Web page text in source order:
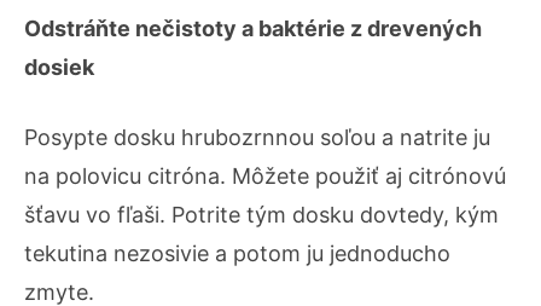
Odstráňte nečistoty a baktérie z drevených
dosiek
Posypte dosku hrubozrnnou soľou a natrite ju
na polovicu citróna. Môžete použiť aj citrónovú
šťavu vo fľaši. Potrite tým dosku dovtedy, kým
tekutina nezosivie a potom ju jednoducho
zmyte.